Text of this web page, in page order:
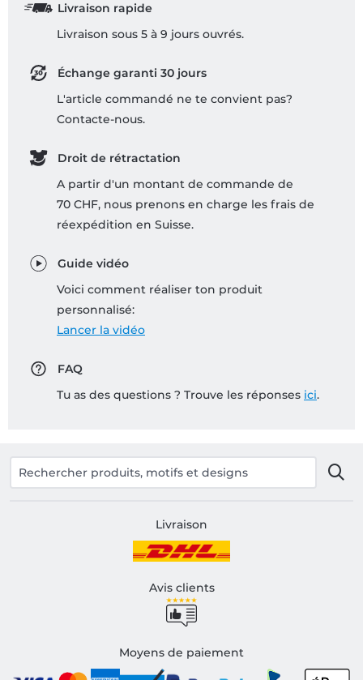
Livraison rapide
Livraison sous 5 à 9 jours ouvrés.
Échange garanti 30 jours
L'article commandé ne te convient pas?
Contacte-nous.
Droit de rétractation
A partir d'un montant de commande de
70 CHF, nous prenons en charge les frais de
réexpédition en Suisse.
Guide vidéo
Voici comment réaliser ton produit
personnalisé:
Lancer la vidéo
FAQ
Tu as des questions ? Trouve les réponses ici.
Livraison
Avis clients
Moyens de paiement